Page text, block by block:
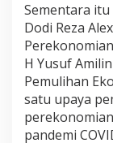
Sementara
Dodi Reza
H Yusuf
Pemulihan
satu upaya
pandemi